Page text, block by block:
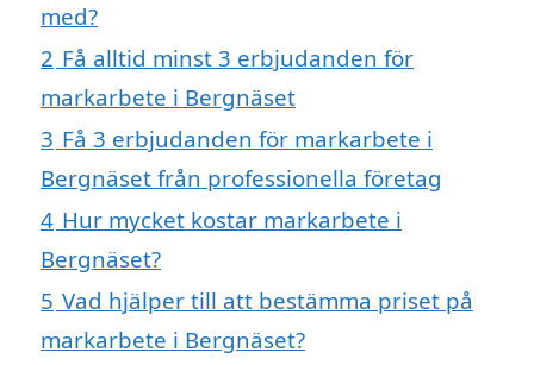
med?
2 Få alltid minst 3 erbjudanden för
markarbete i Bergnäset
3 Få 3 erbjudanden för markarbete i
Bergnäset från professionella företag
4 Hur mycket kostar markarbete i
Bergnäset?
5 Vad hjälper till att bestämma priset på
markarbete i Bergnäset?